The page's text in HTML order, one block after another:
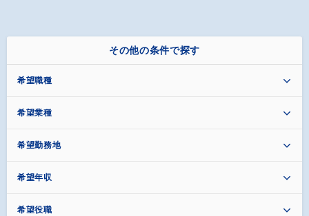
その他の条件で探す
希望職種
希望業種
希望勤務地
希望年収
希望役職